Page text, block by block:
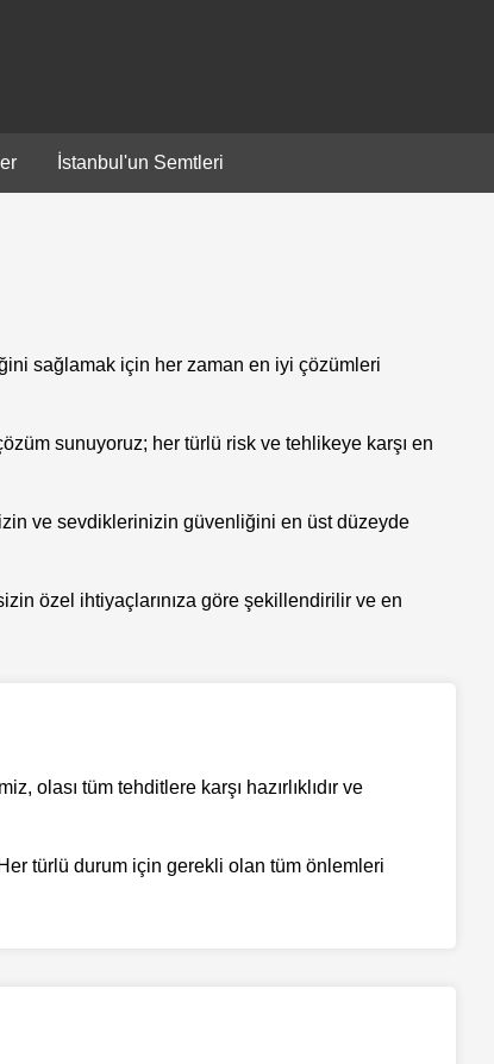
İstanbul'un Semtleri
sağlamak için her zaman en iyi çözümleri
sunuyoruz; her türlü risk ve tehlikeye karşı en
ve sevdiklerinizin güvenliğini en üst düzeyde
özel ihtiyaçlarınıza göre şekillendirilir ve en
tüm tehditlere karşı hazırlıklıdır ve
türlü durum için gerekli olan tüm önlemleri